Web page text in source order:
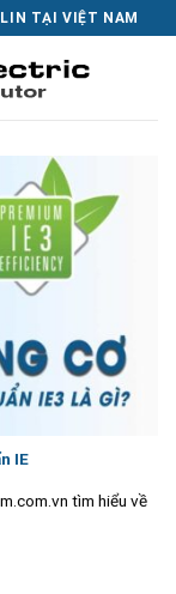
TẠI VIỆT NAM
IE
tìm hiểu về